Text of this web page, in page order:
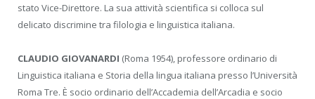
stato Vice-Direttore. La sua attività scientifica si colloca sul
delicato discrimine tra filologia e linguistica italiana.
CLAUDIO GIOVANARDI (Roma 1954), professore ordinario di
Linguistica italiana e Storia della lingua italiana presso l’Università
Roma Tre. È socio ordinario dell’Accademia dell’Arcadia e socio